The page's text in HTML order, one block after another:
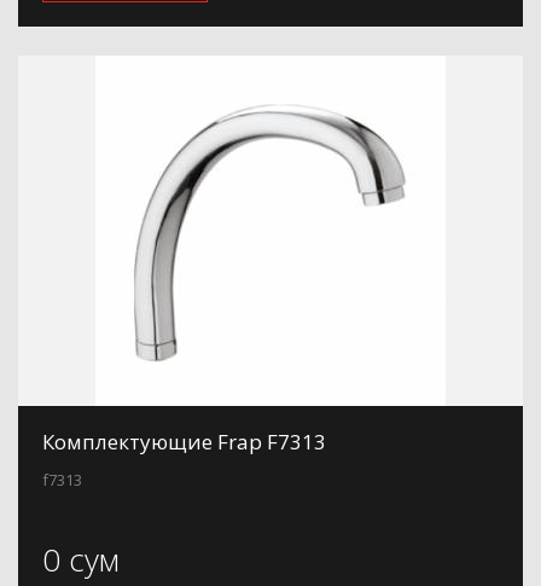
Комплектующие Frap F7313
f7313
0 сум